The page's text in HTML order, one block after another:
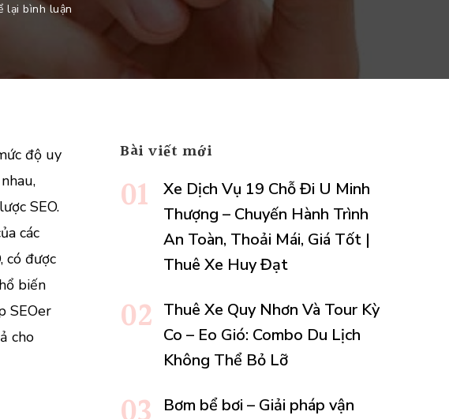
lại bình luận
Cách
độ uy
SEO.
các
có được
biến
SEOer
cho
Bài viết mới
Xe Dịch Vụ 19 Chỗ Đi U Minh
Thượng – Chuyến Hành Trình
An Toàn, Thoải Mái, Giá Tốt |
Thuê Xe Huy Đạt
Thuê Xe Quy Nhơn Và Tour Kỳ
Co – Eo Gió: Combo Du Lịch
Không Thể Bỏ Lỡ
Bơm bể bơi – Giải pháp vận